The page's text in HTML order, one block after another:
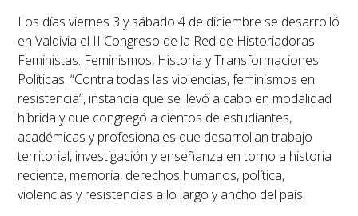
Los días viernes 3 y sábado 4 de diciembre se desarrolló
en Valdivia el II Congreso de la Red de Historiadoras
Feministas: Feminismos, Historia y Transformaciones
Políticas. “Contra todas las violencias, feminismos en
resistencia”, instancia que se llevó a cabo en modalidad
híbrida y que congregó a cientos de estudiantes,
académicas y profesionales que desarrollan trabajo
territorial, investigación y enseñanza en torno a historia
reciente, memoria, derechos humanos, política,
violencias y resistencias a lo largo y ancho del país.